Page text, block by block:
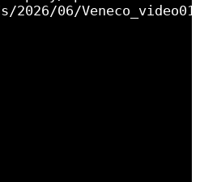
2026/06/